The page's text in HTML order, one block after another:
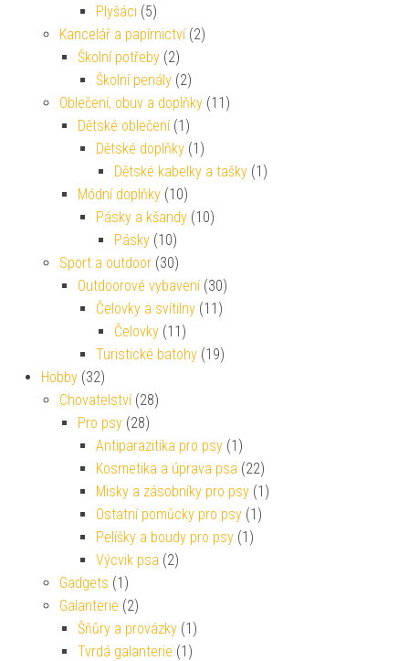
Plyšáci (5)
Kancelář a papírnictví (2)
Školní potřeby (2)
Školní penály (2)
Oblečení, obuv a doplňky (11)
Dětské oblečení (1)
Dětské doplňky (1)
Dětské kabelky a tašky (1)
Módní doplňky (10)
Pásky a kšandy (10)
Pásky (10)
Sport a outdoor (30)
Outdoorové vybavení (30)
Čelovky a svítilny (11)
Čelovky (11)
Turistické batohy (19)
Hobby (32)
Chovatelství (28)
Pro psy (28)
Antiparazitika pro psy (1)
Kosmetika a úprava psa (22)
Misky a zásobníky pro psy (1)
Ostatní pomůcky pro psy (1)
Pelíšky a boudy pro psy (1)
Výcvik psa (2)
Gadgets (1)
Galanterie (2)
Šňůry a provázky (1)
Tvrdá galanterie (1)